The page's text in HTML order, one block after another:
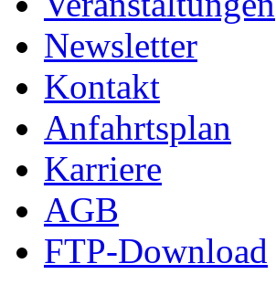
Newsletter
Kontakt
Anfahrtsplan
Karriere
AGB
FTP-Download